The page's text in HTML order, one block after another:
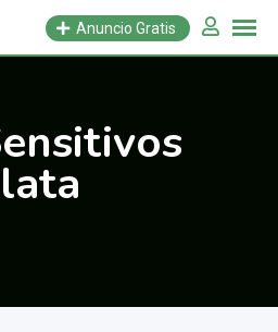
Anuncio Gratis